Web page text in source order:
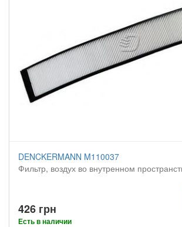
DENCKERMANN M110037
Фильтр, воздух во внутренном
426 грн
Есть в наличии